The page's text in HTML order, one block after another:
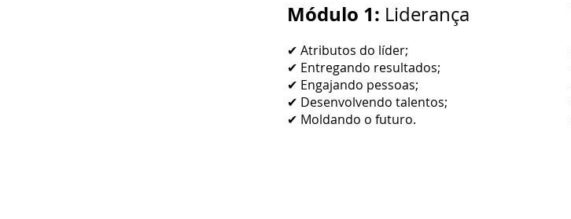
Módulo 1: Liderança
✔ Atributos do líder;
✔ Entregando resultados;
✔ Engajando pessoas;
✔ Desenvolvendo talentos;
✔ Moldando o futuro.